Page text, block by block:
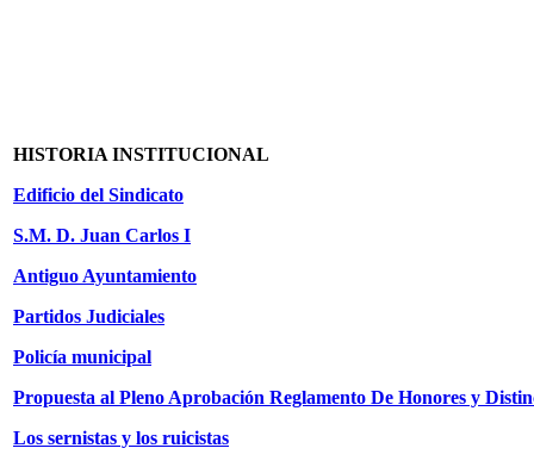
HISTORIA INSTITUCIONAL
Edificio del Sindicato
S.M. D. Juan Carlos I
Antiguo Ayuntamiento
Partidos Judiciales
Policía municipal
Propuesta al Pleno Aprobación Reglamento De Honores y
Los sernistas y los ruicistas